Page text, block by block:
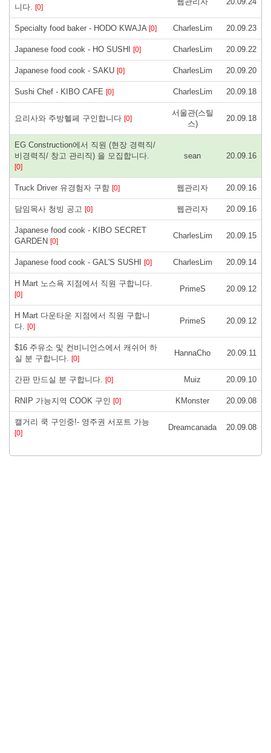
니다. [0]
Specialty food baker - HODO KWAJA [0] CharlesLim 20.09.23
Japanese food cook - HO SUSHI [0] CharlesLim 20.09.22
Japanese food cook - SAKU [0] CharlesLim 20.09.20
Sushi Chef - KIBO CAFE [0] CharlesLim 20.09.18
요리사와 주방헬페 구인합니다 [0]
서울관(스틸
스)
20.09.18
EG Construction에서 직원 (현장 경력직/
비경력직/ 창고 관리직) 을 모집합니다.
[0]
sean 20.09.16
Truck Driver 유경험자 구함 [0] 웹관리자 20.09.16
담임목사 청빙 공고 [0] 웹관리자 20.09.16
Japanese food cook - KIBO SECRET
GARDEN [0]
CharlesLim 20.09.15
Japanese food cook - GAL'S SUSHI [0] CharlesLim 20.09.14
H Mart 노스욕 지점에서 직원 구합니다.
[0]
PrimeS 20.09.12
H Mart 다운타운 지점에서 직원 구합니
다. [0]
PrimeS 20.09.12
$16 주유소 및 컨비니언스에서 캐쉬어 하
실 분 구합니다. [0]
HannaCho 20.09.11
간판 만드실 분 구합니다. [0] Muiz 20.09.10
RNIP 가능지역 COOK 구인 [0] KMonster 20.09.08
캘거리 쿡 구인중!- 영주권 서포트 가능
[0]
Dreamcanada 20.09.08